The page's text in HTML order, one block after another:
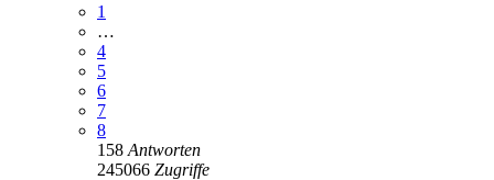
1
…
4
5
6
7
8
158 Antworten
245066 Zugriffe